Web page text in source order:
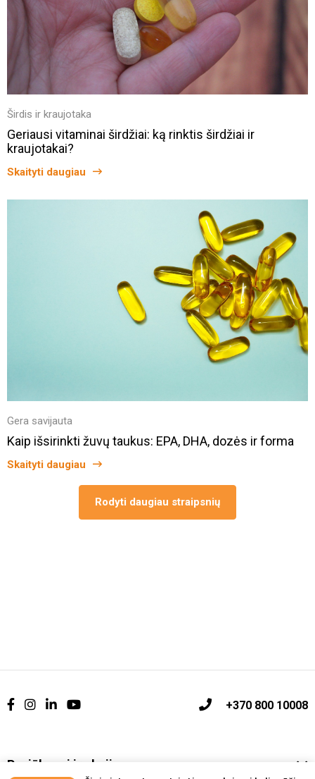
Širdis ir kraujotaka
Geriausi vitaminai širdžiai: ką rinktis širdžiai ir
kraujotakai?
Skaityti daugiau
Gera savijauta
Kaip išsirinkti žuvų taukus: EPA, DHA, dozės ir forma
Skaityti daugiau
Rodyti daugiau straipsnių
+370 800 10008
Pasiūlymai ir akcijos